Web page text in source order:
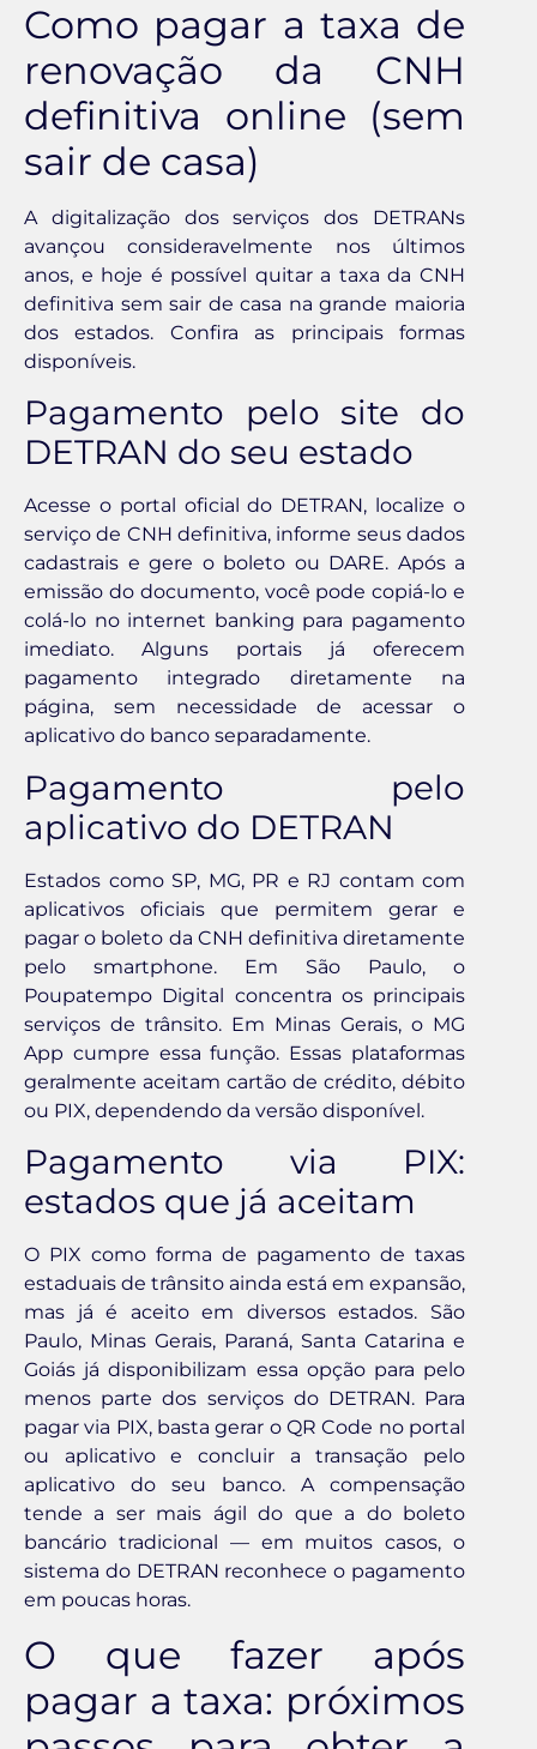
Como pagar a taxa de
renovação da CNH
definitiva online (sem
sair de casa)
A digitalização dos serviços dos DETRANs
avançou consideravelmente nos últimos
anos, e hoje é possível quitar a taxa da CNH
definitiva sem sair de casa na grande maioria
dos estados. Confira as principais formas
disponíveis.
Pagamento pelo site do
DETRAN do seu estado
Acesse o portal oficial do DETRAN, localize o
serviço de CNH definitiva, informe seus dados
cadastrais e gere o boleto ou DARE. Após a
emissão do documento, você pode copiá-lo e
colá-lo no internet banking para pagamento
imediato. Alguns portais já oferecem
pagamento integrado diretamente na
página, sem necessidade de acessar o
aplicativo do banco separadamente.
Pagamento pelo
aplicativo do DETRAN
Estados como SP, MG, PR e RJ contam com
aplicativos oficiais que permitem gerar e
pagar o boleto da CNH definitiva diretamente
pelo smartphone. Em São Paulo, o
Poupatempo Digital concentra os principais
serviços de trânsito. Em Minas Gerais, o MG
App cumpre essa função. Essas plataformas
geralmente aceitam cartão de crédito, débito
ou PIX, dependendo da versão disponível.
Pagamento via PIX:
estados que já aceitam
O PIX como forma de pagamento de taxas
estaduais de trânsito ainda está em expansão,
mas já é aceito em diversos estados. São
Paulo, Minas Gerais, Paraná, Santa Catarina e
Goiás já disponibilizam essa opção para pelo
menos parte dos serviços do DETRAN. Para
pagar via PIX, basta gerar o QR Code no portal
ou aplicativo e concluir a transação pelo
aplicativo do seu banco. A compensação
tende a ser mais ágil do que a do boleto
bancário tradicional — em muitos casos, o
sistema do DETRAN reconhece o pagamento
em poucas horas.
O que fazer após
pagar a taxa: próximos